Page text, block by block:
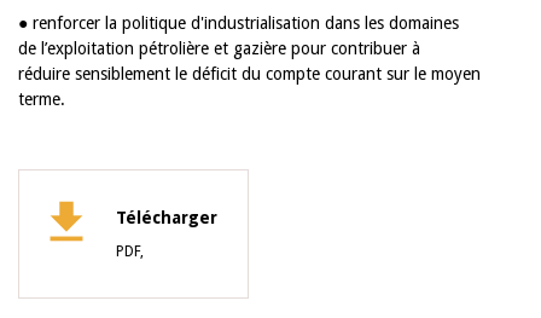
● renforcer la politique d'industrialisation dans les domaines
de l’exploitation pétrolière et gazière pour contribuer à
réduire sensiblement le déficit du compte courant sur le moyen
terme.
Télécharger
PDF,